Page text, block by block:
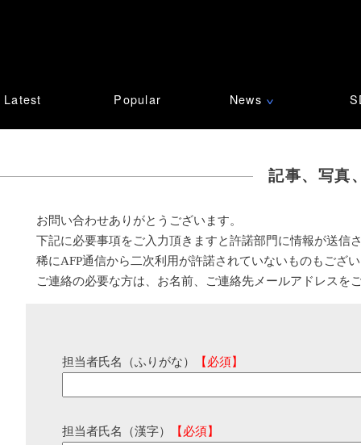
Latest Popular News ∨
記事、写真
お問い合わせありがとうございます。
下記に必要事項をご入力頂きますと許諾部門に情報が送信
稀にAFP通信から二次利用が許諾されていないものもござ
ご連絡の必要な方は、お名前、ご連絡先メールアドレスを
担当者氏名（ふりがな） 【必須】
担当者氏名（漢字） 【必須】